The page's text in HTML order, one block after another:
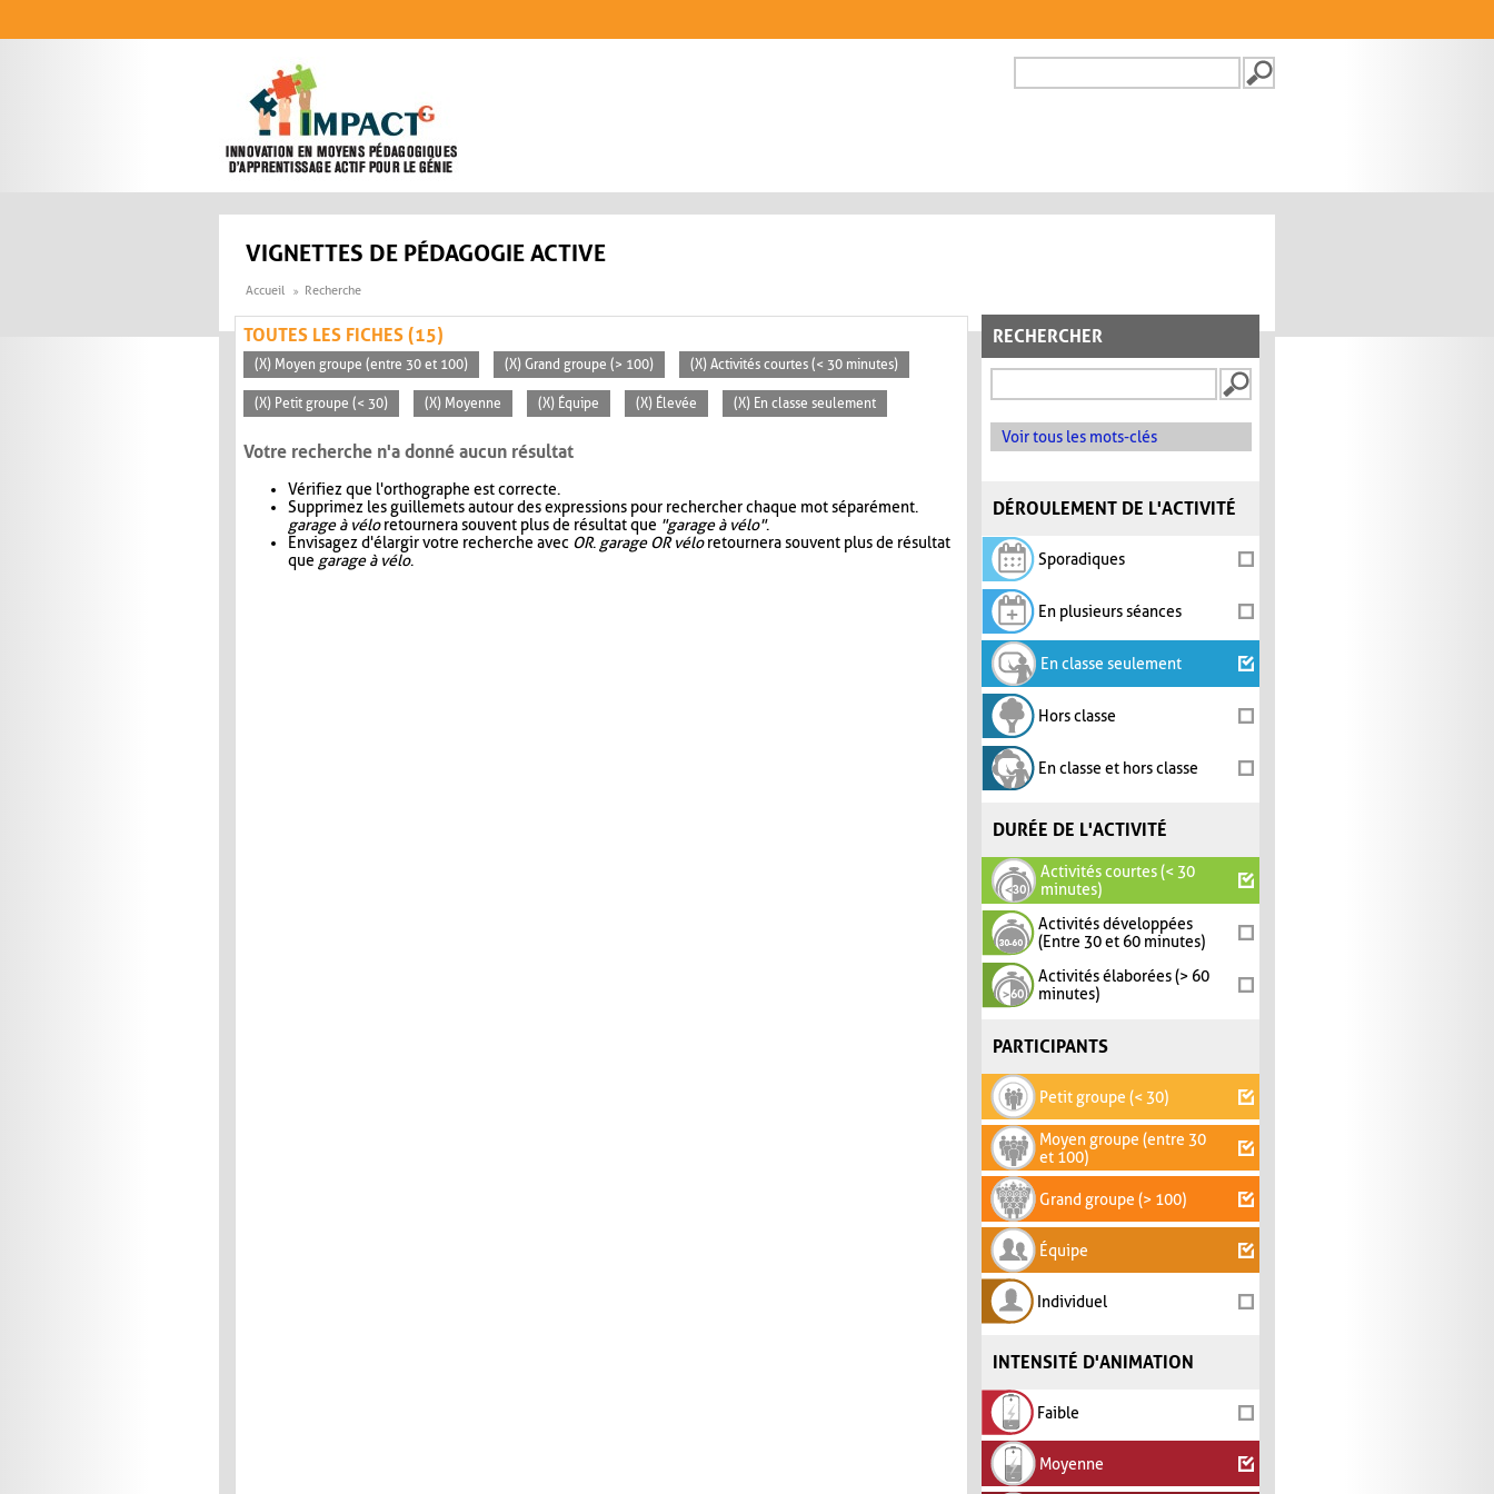
FORMULAIRE DE
VIGNETTES DE PÉDAGOGIE ACTIVE
Accueil Recherche
RECHERCHER
Voir tous les mots-clés
DÉROULEMENT DE L'ACTIVITÉ
Sporadiques
En plusieurs séances
En classe seulement
Hors classe
En classe et hors classe
DURÉE DE L'ACTIVITÉ
Activités courtes (< 30
minutes)
Activités développées
(Entre 30 et 60 minutes)
Activités élaborées (> 60
minutes)
PARTICIPANTS
Petit groupe (< 30)
Moyen groupe (entre 30
et 100)
Grand groupe (> 100)
Équipe
Individuel
INTENSITÉ D'ANIMATION
Faible
Moyenne
TOUTES LES FICHES (15)
(X) Moyen groupe (entre 30 et 100) (X) Grand groupe (> 100) (X) Activités courtes (< 30 minutes)
(X) Petit groupe (< 30) (X) Moyenne (X) Équipe (X) Élevée (X) En classe seulement
Votre recherche n'a donné aucun résultat
Vérifiez que l'orthographe est correcte.
Supprimez les guillemets autour des expressions pour rechercher chaque mot séparément.
garage à véloretournera souvent plus de résultat que "garage à vélo".
Envisagez d'élargir votre recherche avec OR. garage OR véloretournera souvent plus de résultat
que garage à vélo.